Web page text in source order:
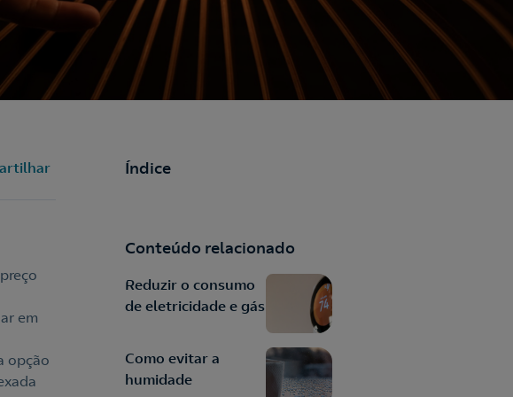
em
opção
Índice
Conteúdo relacionado
Reduzir o consumo
de eletricidade e gás
Como evitar a
humidade